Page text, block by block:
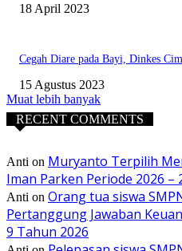
18 April 2023
Cegah Diare pada Bayi, Dinkes
15 Agustus 2023
Muat lebih banyak
RECENT COMMENTS
Anti on Muryanto Terpilih
Iman Parken Periode 2026 –
Anti on Orang tua siswa
Pertanggung Jawaban
9 Tahun 2026